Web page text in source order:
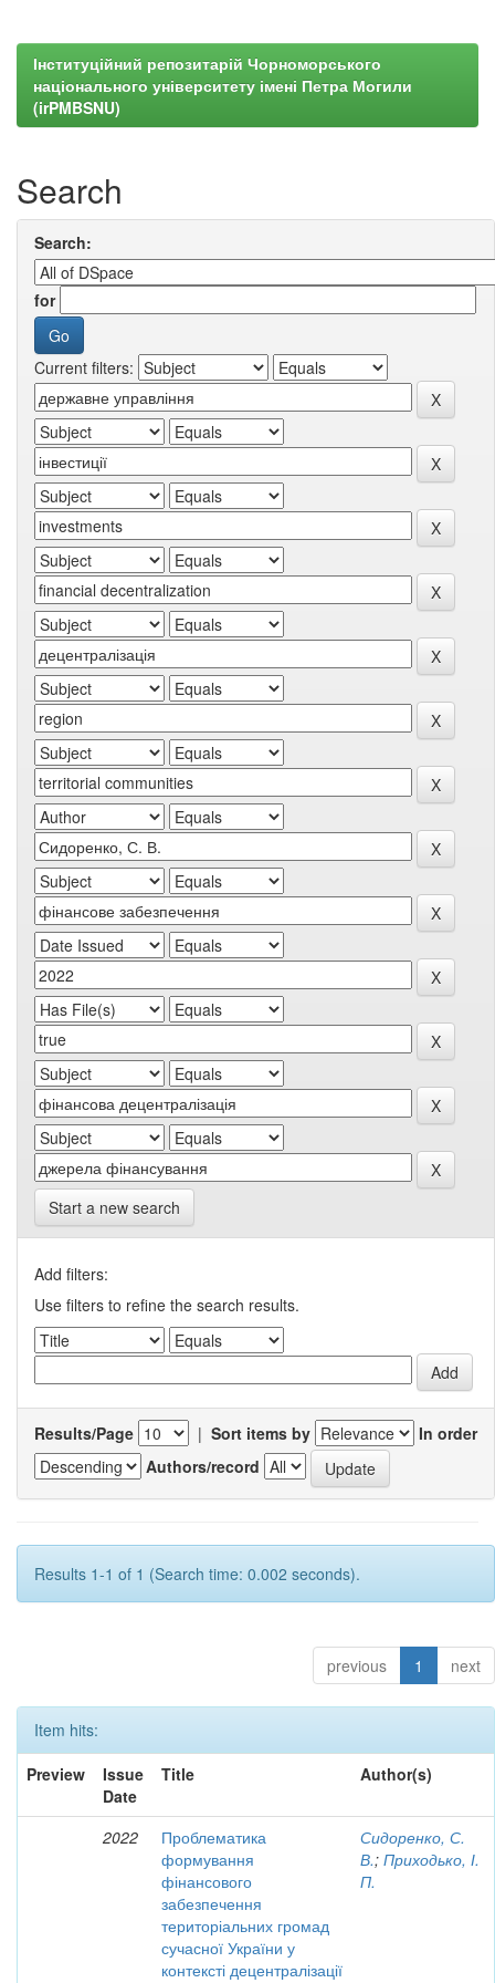
Інституційний репозитарій Чорноморського
національного університету імені Петра Могили
(irPMBSNU)
Search
Search:
for
Current filters:
Start a new search
Add filters:
Use filters to refine the search results.
Results/Page | Sort items by
In order
Authors/record
Results 1-1 of 1 (Search time: 0.002 seconds).
previous 1 next
Item hits:
Preview
Issue
Date
Title Author(s)
2022
Проблематика
формування
фінансового
забезпечення
територіальних громад
сучасної України у
контексті децентралізації
Сидоренко, С.
В.; Приходько, І.
П.